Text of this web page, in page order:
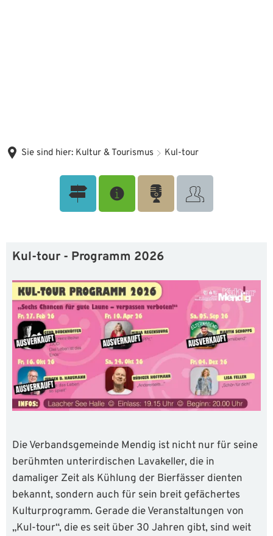
Sie sind hier: Kultur & Tourismus Kul-tour
Kul-tour
Kul-tour - Programm 2026
Die Verbandsgemeinde Mendig ist nicht nur für seine
berühmten unterirdischen Lavakeller, die in
damaliger Zeit als Kühlung der Bierfässer dienten
bekannt, sondern auch für sein breit gefächertes
Kulturprogramm. Gerade die Veranstaltungen von
„Kul-tour“, die es seit über 30 Jahren gibt, sind weit